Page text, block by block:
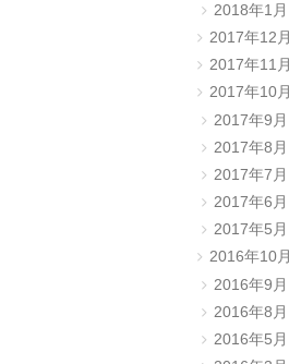
2018年1月
2017年12月
2017年11月
2017年10月
2017年9月
2017年8月
2017年7月
2017年6月
2017年5月
2016年10月
2016年9月
2016年8月
2016年5月